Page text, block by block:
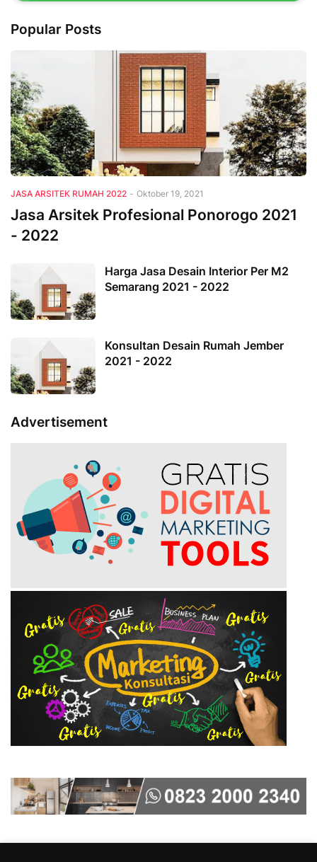
Popular Posts
JASA ARSITEK RUMAH 2022 - Oktober 19, 2021
Jasa Arsitek Profesional Ponorogo 2021
- 2022
Harga Jasa Desain Interior Per M2
Semarang 2021 - 2022
Konsultan Desain Rumah Jember
2021 - 2022
Advertisement